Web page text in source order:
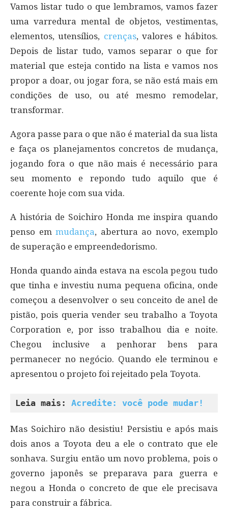
Vamos listar tudo o que lembramos, vamos fazer
uma varredura mental de objetos, vestimentas,
elementos, utensílios, crenças, valores e hábitos.
Depois de listar tudo, vamos separar o que for
material que esteja contido na lista e vamos nos
propor a doar, ou jogar fora, se não está mais em
condições de uso, ou até mesmo remodelar,
transformar.
Agora passe para o que não é material da sua lista
e faça os planejamentos concretos de mudança,
jogando fora o que não mais é necessário para
seu momento e repondo tudo aquilo que é
coerente hoje com sua vida.
A história de Soichiro Honda me inspira quando
penso em mudança, abertura ao novo, exemplo
de superação e empreendedorismo.
Honda quando ainda estava na escola pegou tudo
que tinha e investiu numa pequena oficina, onde
começou a desenvolver o seu conceito de anel de
pistão, pois queria vender seu trabalho a Toyota
Corporation e, por isso trabalhou dia e noite.
Chegou inclusive a penhorar bens para
permanecer no negócio. Quando ele terminou e
apresentou o projeto foi rejeitado pela Toyota.
Leia mais: Acredite: você pode mudar!
Mas Soichiro não desistiu! Persistiu e após mais
dois anos a Toyota deu a ele o contrato que ele
sonhava. Surgiu então um novo problema, pois o
governo japonês se preparava para guerra e
negou a Honda o concreto de que ele precisava
para construir a fábrica.